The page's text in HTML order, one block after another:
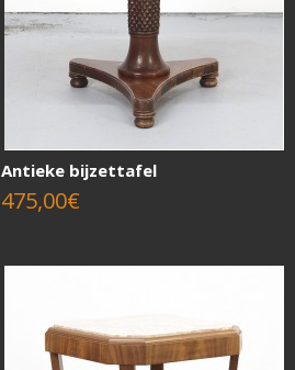
Antieke bijzettafel
475,00€